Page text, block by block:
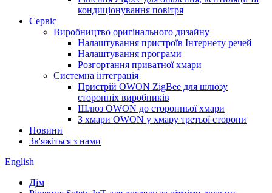
кондиціонування повітря
Сервіс
Виробництво оригінального дизайну
Налаштування пристроїв Інтернету речей
Налаштування програми
Розгортання приватної хмари
Системна інтеграція
Пристрій OWON ZigBee для шлюзу
сторонніх виробників
Шлюз OWON до сторонньої хмари
З хмари OWON у хмару третьої сторони
Новини
Зв'яжіться з нами
English
Дім